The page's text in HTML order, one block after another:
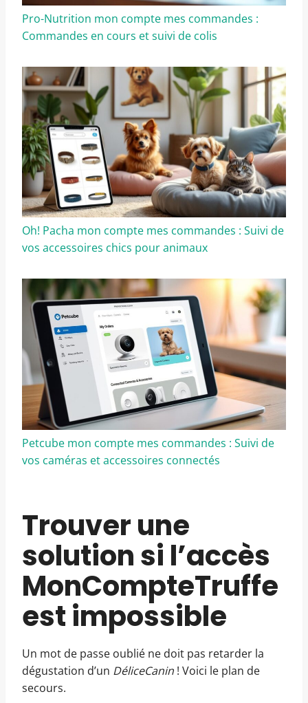
Pro-Nutrition mon compte mes commandes :
Commandes en cours et suivi de colis
Oh! Pacha mon compte mes commandes : Suivi de
vos accessoires chics pour animaux
Petcube mon compte mes commandes : Suivi de
vos caméras et accessoires connectés
Trouver une
solution si l’accès
MonCompteTruffe
est impossible
Un mot de passe oublié ne doit pas retarder la
dégustation d’un DéliceCanin ! Voici le plan de
secours.